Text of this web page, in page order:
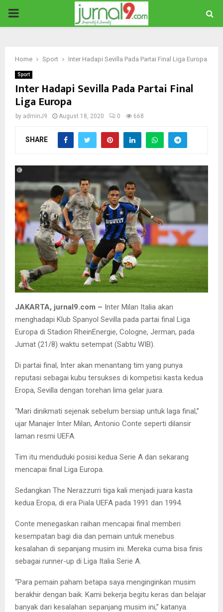
PRIMARY
Home Sport Inter Hadapi Sevilla Pada Partai Final Liga Europa
Sport
Inter Hadapi Sevilla Pada Partai Final
Liga Europa
by adminJ9 August 18, 2020 0 668
SHARE
JAKARTA, jurnal9.com – Inter Milan Italia akan
menghadapi Klub Spanyol Sevilla pada partai final Liga
Europa di Stadion RheinEnergie, Cologne, Jerman, pada
Jumat (21/8) waktu setempat (Sabtu WIB).
Di partai final, Inter akan menantang tim yang punya
reputasi sebagai kubu tersukses di kompetisi kasta kedua
Eropa, Sevilla dengan torehan lima gelar juara.
“Mari dinikmati sejenak sebelum bersiap untuk laga final,”
ujar Manajer Inter Milan, Antonio Conte seperti dilansir
laman resmi UEFA.
Tim itu menduduki posisi kedua Serie A dan sekarang
mencapai final Liga Europa.
Sedangkan The Nerazzurri tiga kali menjadi juara kasta
kedua Eropa, di era Piala UEFA pada 1991 dan 1994.
Conte menegaskan raihan mencapai final memberi
kesempatan bagi dia dan pemain untuk menebus
kesalahan di sepanjang musim ini. Mereka cuma bisa finis
sebagai runner-up di Liga Italia Serie A.
“Para pemain paham betapa saya menginginkan musim
berakhir dengan baik. Kami bekerja begitu keras dan belajar
banyak dari kesalahan sepanjang musim ini,” katanya.